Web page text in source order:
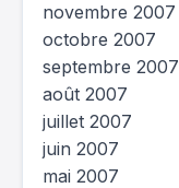
novembre 2007
octobre 2007
septembre 2007
août 2007
juillet 2007
juin 2007
mai 2007